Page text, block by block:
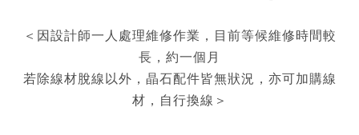
＜因設計師一人處理維修作業，目前等候維修時間較
長，約一個月
若除線材脫線以外，晶石配件皆無狀況，亦可加購線
材，自行換線＞